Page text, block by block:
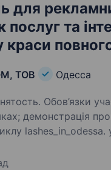
для
послуг та
краси
ТОВ Одесса
участь у фото- та
салону
lashes_in_odessa. участь
макіяж;